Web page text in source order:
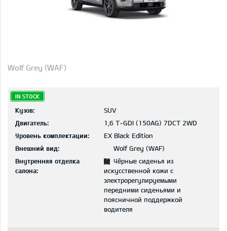
Wolf Grey (WAF)
IN STOCK
Кузов:
SUV
Двигатель:
1,6 T-GDI (150AG) 7DCT 2WD
Уровень комплектации:
EX Black Edition
Внешний вид:
Wolf Grey (WAF)
Внутренняя отделка
салона:
Чёрные сиденья из
искусственной кожи с
электрорегулируемыми
передними сиденьями и
поясничной поддержкой
водителя